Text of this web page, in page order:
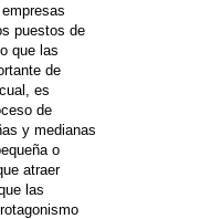
puestos de
que las
de
es
de
y medianas
o
atraer
las